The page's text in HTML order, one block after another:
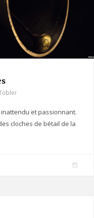
et passionnant.
cloches de bétail de la
I